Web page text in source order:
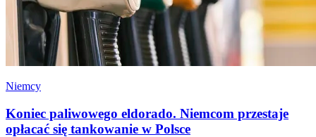
Niemcy
Koniec paliwowego eldorado. Niemcom przestaje
opłacać się tankowanie w Polsce